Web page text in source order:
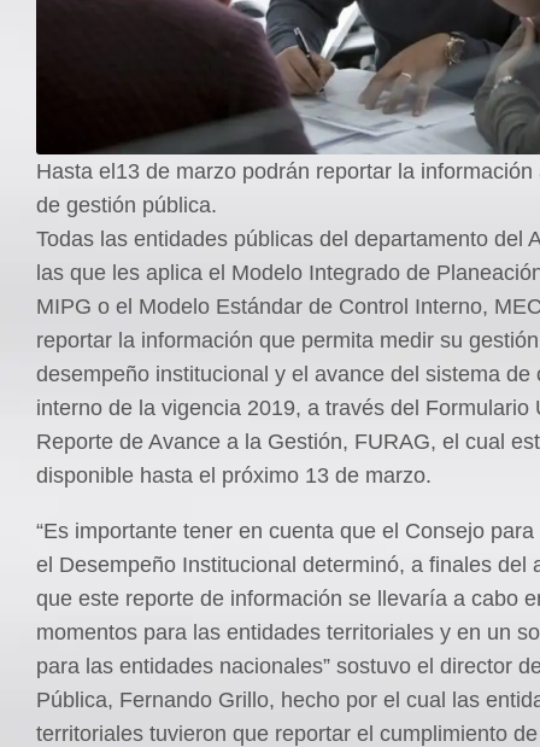
Hasta el13 de marzo podrán reportar la información
de gestión pública.
Todas las entidades públicas del departamento del
las que les aplica el Modelo Integrado de
MIPG o el Modelo Estándar de Control Interno,
reportar la información que permita medir su
desempeño institucional y el avance del sistema de
interno de la vigencia 2019, a través del Formulario
Reporte de Avance a la Gestión, FURAG, el cual
disponible hasta el próximo 13 de marzo.
“Es importante tener en cuenta que el Consejo
el Desempeño Institucional determinó, a finales del
que este reporte de información se llevaría a cabo
momentos para las entidades territoriales y en un
para las entidades nacionales” sostuvo el director
Pública, Fernando Grillo, hecho por el cual las
territoriales tuvieron que reportar el cumplimiento